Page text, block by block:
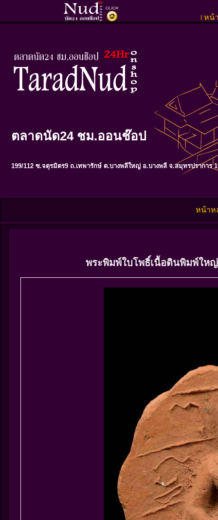
l หน้
ตลาดนัด24 ชม.ออนช๊อป
199/112 ซ.จตุรมิตร9 ถ.เทพารักษ์ ต.บางพลีใหญ่ อ.บางพลี จ.สมุทรปราการ
หน้าห
พระพิมพ์ใบโพธิ์เนื้อดินพิมพ์ให